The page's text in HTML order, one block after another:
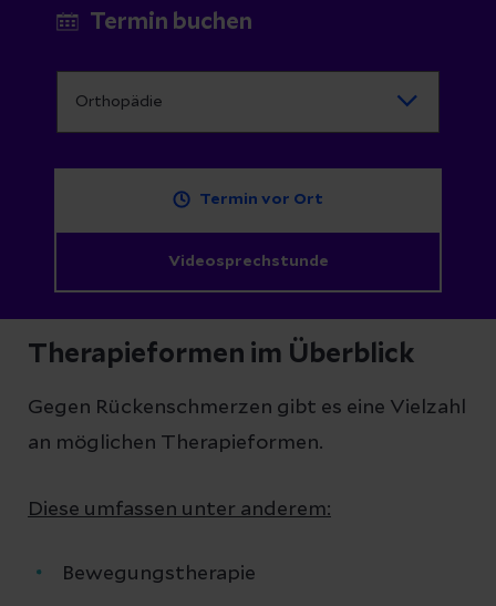
Termin buchen
Termin vor Ort
Videosprechstunde
Therapieformen im Überblick
Gegen Rückenschmerzen gibt es eine Vielzahl
an möglichen Therapieformen.
Diese umfassen unter anderem:
Bewegungstherapie